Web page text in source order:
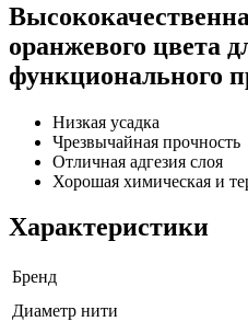
оранжевого цвета
функционального
Низкая усадка
Чрезвычайная прочность
Отличная адгезия слоя
Хорошая химическая и
Характеристики
Бренд
Диаметр нити